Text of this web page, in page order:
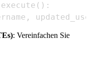
execute ( ) :
,
: Vereinfachen Sie